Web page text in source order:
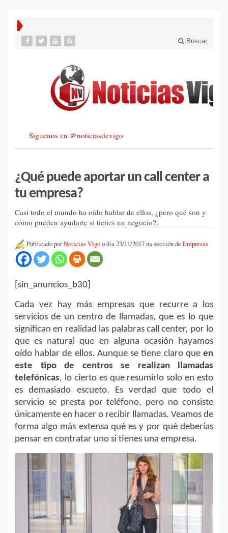
Buscar
Síguenos en @noticiasdevigo
¿Qué puede aportar un call center a
tu empresa?
Casi todo el mundo ha oído hablar de ellos, ¿pero qué son y
cómo pueden ayudarte si tienes un negocio?.
Publicado porNoticias Vigoo día 23/11/2017 na sección de Empresas
[sin_anuncios_b30]
Cada vez hay más empresas que recurre a los
servicios de un centro de llamadas, que es lo que
significan en realidad las palabras call center, por lo
que es natural que en alguna ocasión hayamos
oído hablar de ellos. Aunque se tiene claro que en
este tipo de centros se realizan llamadas
telefónicas, lo cierto es que resumirlo solo en esto
es demasiado escueto. Es verdad que todo el
servicio se presta por teléfono, pero no consiste
únicamente en hacer o recibir llamadas. Veamos de
forma algo más extensa qué es y por qué deberías
pensar en contratar uno si tienes una empresa.